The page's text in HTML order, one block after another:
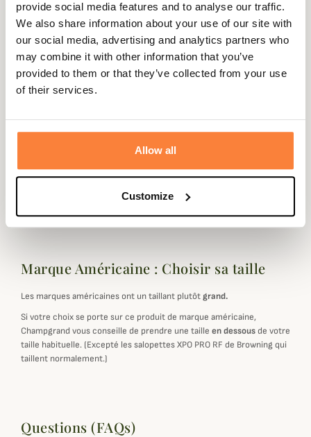
provide social media features and to analyse our traffic.
We also share information about your use of our site with
our social media, advertising and analytics partners who
may combine it with other information that you’ve
provided to them or that they’ve collected from your use
of their services.
Allow all
Customize
Les gants Gradient sont confectionnés avec un tissu en
polyester Stretch pour vous offrir des gants très
confortable, pour vous permettre de toujours garder à
maintien parfait de votre arme.
Pour plus de chaleur vous pourrez associer les gants
l'Optifade Waterfowlpour les chasses des gibiers
migrateurs dans les marais ou les champs.
Pour compléter votre tenue vous pourrez associer les
gants Gradient Sitka avec les autres produits de la
gamme Gradient Sitka.
Marque Américaine : Choisir sa taille
Les marques américaines ont un taillant plutôt grand.
Si votre choix se porte sur ce produit de marque américaine,
Champgrand vous conseille de prendre une taille en dessousde votre
taille habituelle. (Excepté les salopettes XPO PRO RF de Browning qui
taillent normalement.)
Questions (FAQs)